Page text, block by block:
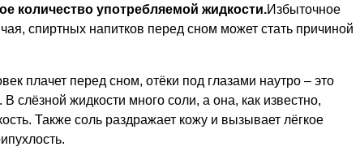
количество употребляемой жидкости.Избыточное
спиртных напитков перед сном может стать причиной
плачет перед сном, отёки под глазами наутро – это
слёзной жидкости много соли, а она, как известно,
Также соль раздражает кожу и вызывает лёгкое